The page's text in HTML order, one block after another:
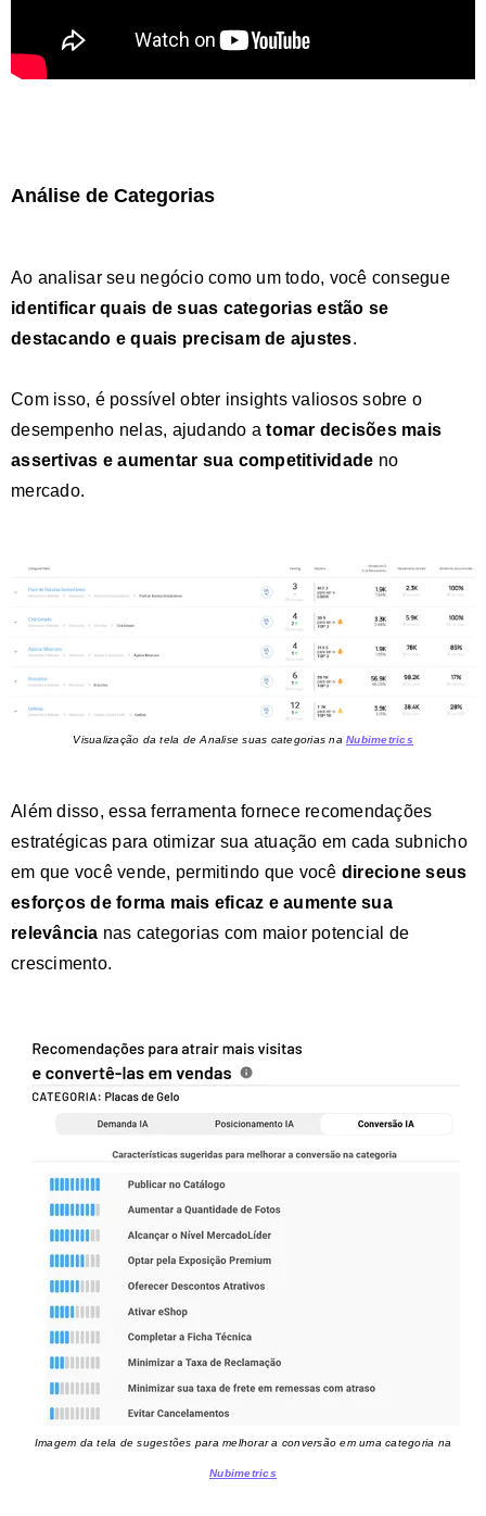
Análise de Categorias
Ao analisar seu negócio como um todo, você consegue
identificar quais de suas categorias estão se
destacando e quais precisam de ajustes.
Com isso, é possível obter insights valiosos sobre o
desempenho nelas, ajudando atomar decisões mais
assertivas e aumentar sua competitividade no
mercado.
Visualização da tela de Analise suas categorias na Nubimetrics
Além disso, essa ferramenta fornece recomendações
estratégicas para otimizar sua atuação em cada subnicho
em que você vende, permitindo que você direcione seus
esforços de forma mais eficaz e aumente sua
relevância nas categorias com maior potencial de
crescimento.
Imagem da tela de sugestões para melhorar a conversão em uma categoria na
Nubimetrics